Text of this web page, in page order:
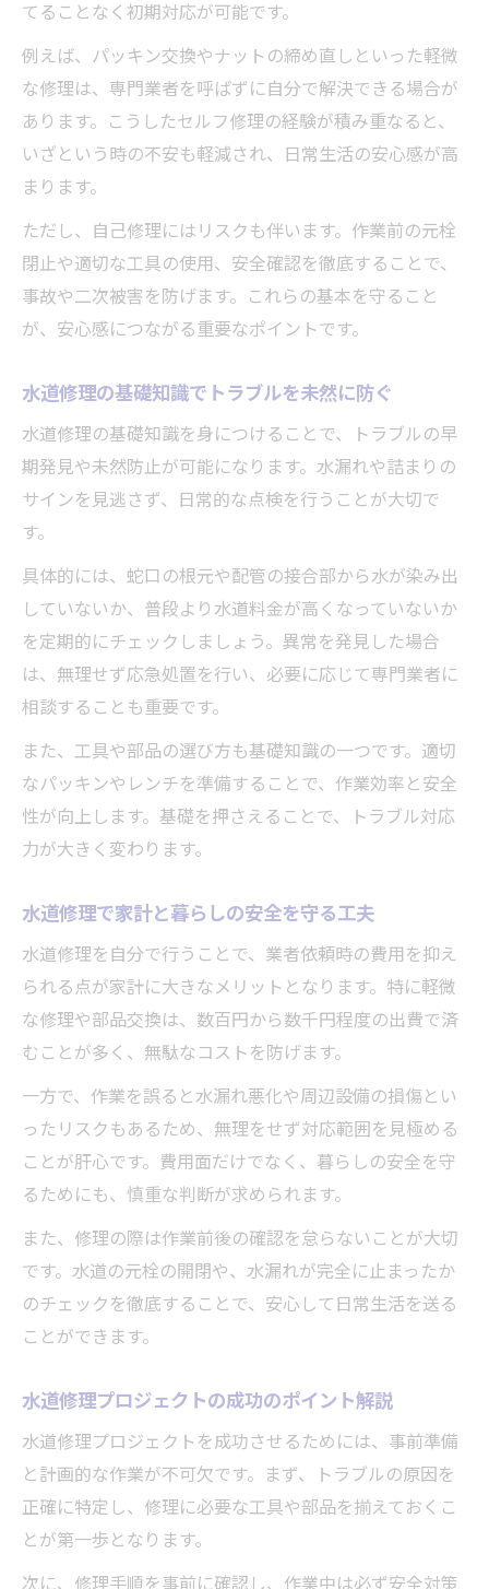
トラブル発生時に役立つ水道修理の知恵
水道修理トラブル時に役立つ応急処置方法
水道修理の現場でよくある失敗と対策法
急な水道修理トラブルを乗り切る判断力
水道修理の知恵で日常トラブルと賢く向き
水道修理DIYでよくある質問と解決策
違法リスクを防ぐセルフ水道修理の注意点
水道修理DIYで違法リスクを避ける基礎知識
水道修理の法律とセルフ作業範囲を確認す
費用相場を把握した水道修理の賢い選択術
水道修理費用を比較して賢く依頼する方法
水道修理予算を立てる際のポイントと注意
ア
水漏れ対策に自信を持つプロジェクト運営
水道修理で水漏れ対策を徹底するための手
順
水道修理プロジェクトでの漏水早期発見の
水道修理後も安心できるメンテナンス習慣
セルフ水道修理で効果的な水漏れ防止策と
は
水道修理で水漏れゼロを目指すプロジェク
ト設計
てることなく初期対応が可能です。
例えば、パッキン交換やナットの締め直しといった軽微
な修理は、専門業者を呼ばずに自分で解決できる場合が
あります。こうしたセルフ修理の経験が積み重なると、
いざという時の不安も軽減され、日常生活の安心感が高
まります。
ただし、自己修理にはリスクも伴います。作業前の元栓
閉止や適切な工具の使用、安全確認を徹底することで、
事故や二次被害を防げます。これらの基本を守ること
が、安心感につながる重要なポイントです。
水道修理の基礎知識でトラブルを未然に防ぐ
水道修理の基礎知識を身につけることで、トラブルの早
期発見や未然防止が可能になります。水漏れや詰まりの
サインを見逃さず、日常的な点検を行うことが大切で
す。
具体的には、蛇口の根元や配管の接合部から水が染み出
していないか、普段より水道料金が高くなっていないか
を定期的にチェックしましょう。異常を発見した場合
は、無理せず応急処置を行い、必要に応じて専門業者に
相談することも重要です。
また、工具や部品の選び方も基礎知識の一つです。適切
なパッキンやレンチを準備することで、作業効率と安全
性が向上します。基礎を押さえることで、トラブル対応
力が大きく変わります。
水道修理で家計と暮らしの安全を守る工夫
水道修理を自分で行うことで、業者依頼時の費用を抑え
られる点が家計に大きなメリットとなります。特に軽微
な修理や部品交換は、数百円から数千円程度の出費で済
むことが多く、無駄なコストを防げます。
一方で、作業を誤ると水漏れ悪化や周辺設備の損傷とい
ったリスクもあるため、無理をせず対応範囲を見極める
ことが肝心です。費用面だけでなく、暮らしの安全を守
るためにも、慎重な判断が求められます。
また、修理の際は作業前後の確認を怠らないことが大切
です。水道の元栓の開閉や、水漏れが完全に止まったか
のチェックを徹底することで、安心して日常生活を送る
ことができます。
水道修理プロジェクトの成功のポイント解説
水道修理プロジェクトを成功させるためには、事前準備
と計画的な作業が不可欠です。まず、トラブルの原因を
正確に特定し、修理に必要な工具や部品を揃えておくこ
とが第一歩となります。
次に、修理手順を事前に確認し、作業中は必ず安全対策